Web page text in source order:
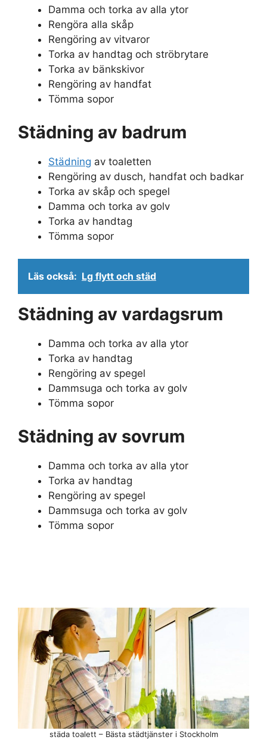
Damma och torka av alla ytor
Rengöra alla skåp
Rengöring av vitvaror
Torka av handtag och ströbrytare
Torka av bänkskivor
Rengöring av handfat
Tömma sopor
Städning av badrum
Städning av toaletten
Rengöring av dusch, handfat och badkar
Torka av skåp och spegel
Damma och torka av golv
Torka av handtag
Tömma sopor
Läs också: Lg flytt och städ
Städning av vardagsrum
Damma och torka av alla ytor
Torka av handtag
Rengöring av spegel
Dammsuga och torka av golv
Tömma sopor
Städning av sovrum
Damma och torka av alla ytor
Torka av handtag
Rengöring av spegel
Dammsuga och torka av golv
Tömma sopor
städa toalett – Bästa städtjänster i Stockholm